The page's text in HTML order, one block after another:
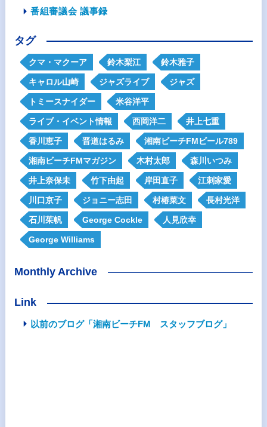
番組審議会 議事録
タグ
クマ・マクーア 鈴木梨江 鈴木雅子
キャロル山崎 ジャズライブ ジャズ
トミースナイダー 米谷洋平
ライブ・イベント情報 西岡洋二 井上七重
香川恵子 晋道はるみ 湘南ビーチFMビール789
湘南ビーチFMマガジン 木村太郎 森川いつみ
井上奈保未 竹下由起 岸田直子 江刺家愛
川口京子 ジョニー志田 村椿菜文 長村光洋
石川茱帆 George Cockle 人見欣幸
George Williams
Monthly Archive
Link
以前のブログ「湘南ビーチFM スタッフブログ」